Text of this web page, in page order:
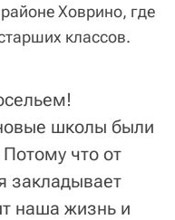
Ховрино, где
классов.
школы были
что от
закладывает
наша жизнь и